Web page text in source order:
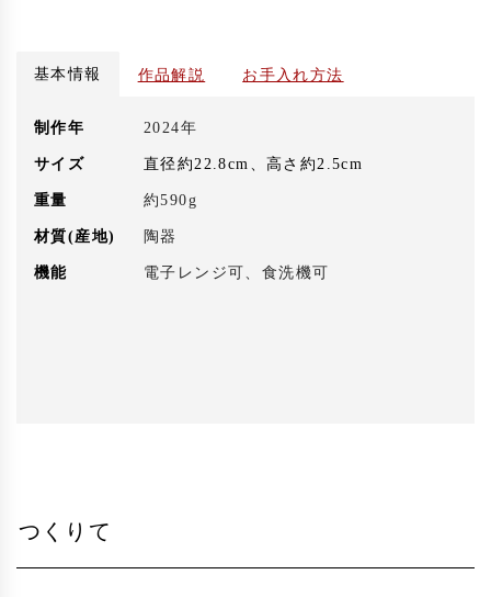
基本情報 作品解説 お手入れ方法
制作年 2024年
サイズ 直径約22.8cm、高さ約2.5cm
重量 約590g
材質(産地) 陶器
機能 電子レンジ可、食洗機可
つくりて